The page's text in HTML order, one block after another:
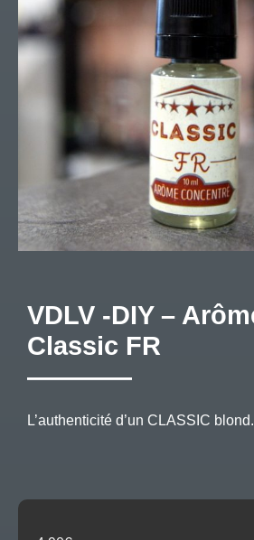
VDLV -DIY – Arôme Cirkus
Classic FR
L’authenticité d’un CLASSIC blond.